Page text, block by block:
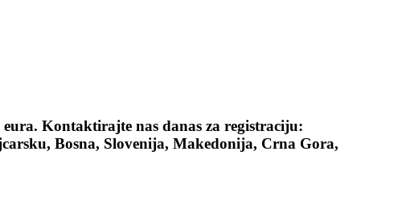
Kontaktirajte nas danas za registraciju:
Bosna, Slovenija, Makedonija, Crna Gora,